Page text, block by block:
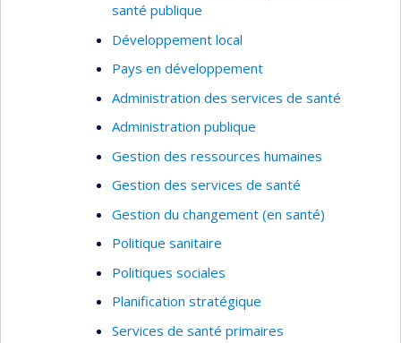
santé publique
Développement local
Pays en développement
Administration des services de santé
Administration publique
Gestion des ressources humaines
Gestion des services de santé
Gestion du changement (en santé)
Politique sanitaire
Politiques sociales
Planification stratégique
Services de santé primaires